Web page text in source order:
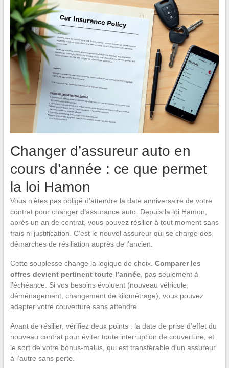
Changer d’assureur auto en
cours d’année : ce que permet
la loi Hamon
Vous n’êtes pas obligé d’attendre la date anniversaire de votre
contrat pour changer d’assurance auto. Depuis la loi Hamon,
après un an de contrat, vous pouvez résilier à tout moment sans
frais ni justification. C’est le nouvel assureur qui se charge des
démarches de résiliation auprès de l’ancien.
Cette souplesse change la logique de choix. Comparer les
offres devient pertinent toute l’année, pas seulement à
l’échéance. Si vos besoins évoluent (nouveau véhicule,
déménagement, changement de kilométrage), vous pouvez
adapter votre couverture sans attendre.
Avant de résilier, vérifiez deux points : la date de prise d’effet du
nouveau contrat pour éviter toute interruption de couverture, et
le sort de votre bonus-malus, qui est transférable d’un assureur
à l’autre sans perte.